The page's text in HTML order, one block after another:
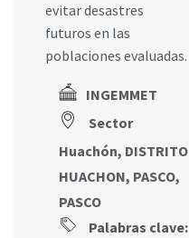
evitar desastres
futuros en las
poblaciones evaluadas.
INGEMMET
Sector
Huachón, DISTRITO
HUACHON, PASCO,
PASCO
Palabras clave: